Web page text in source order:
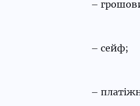
–
– сейф;
–